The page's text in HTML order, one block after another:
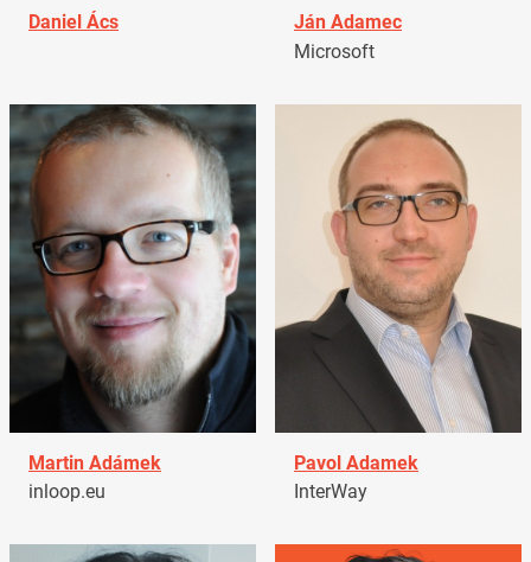
Daniel Ács
Ján Adamec
Microsoft
Martin Adámek
inloop.eu
Pavol Adamek
InterWay